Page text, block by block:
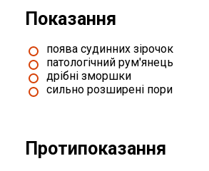
Показання
поява судинних зірочок
патологічний рум'янець
дрібні зморшки
сильно розширені пори
Протипоказання